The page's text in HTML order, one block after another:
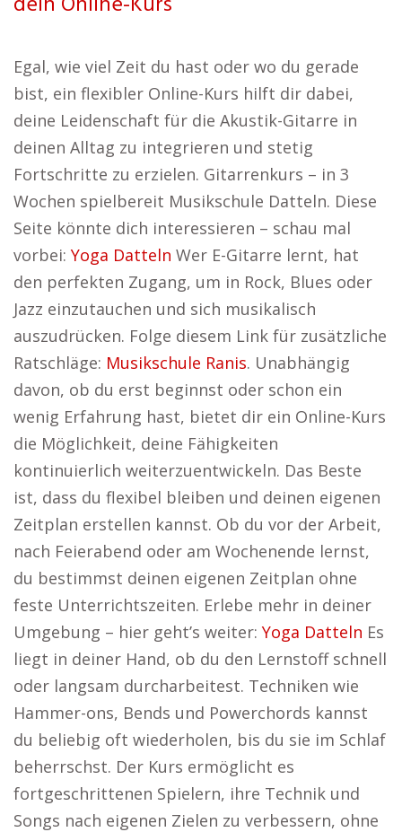
Egal, wie viel Zeit du hast oder wo du gerade
bist, ein flexibler Online-Kurs hilft dir dabei,
deine Leidenschaft für die Akustik-Gitarre in
deinen Alltag zu integrieren und stetig
Fortschritte zu erzielen. Gitarrenkurs – in 3
Wochen spielbereit Musikschule Datteln. Diese
Seite könnte dich interessieren – schau mal
vorbei: Yoga Datteln Wer E-Gitarre lernt, hat
den perfekten Zugang, um in Rock, Blues oder
Jazz einzutauchen und sich musikalisch
auszudrücken. Folge diesem Link für zusätzliche
Ratschläge: Musikschule Ranis. Unabhängig
davon, ob du erst beginnst oder schon ein
wenig Erfahrung hast, bietet dir ein Online-Kurs
die Möglichkeit, deine Fähigkeiten
kontinuierlich weiterzuentwickeln. Das Beste
ist, dass du flexibel bleiben und deinen eigenen
Zeitplan erstellen kannst. Ob du vor der Arbeit,
nach Feierabend oder am Wochenende lernst,
du bestimmst deinen eigenen Zeitplan ohne
feste Unterrichtszeiten. Erlebe mehr in deiner
Umgebung – hier geht’s weiter: Yoga Datteln Es
liegt in deiner Hand, ob du den Lernstoff schnell
oder langsam durcharbeitest. Techniken wie
Hammer-ons, Bends und Powerchords kannst
du beliebig oft wiederholen, bis du sie im Schlaf
beherrschst. Der Kurs ermöglicht es
fortgeschrittenen Spielern, ihre Technik und
Songs nach eigenen Zielen zu verbessern, ohne